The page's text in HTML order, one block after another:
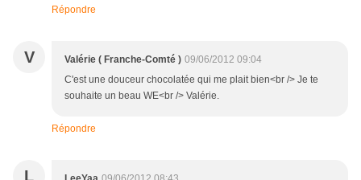
Répondre
V Valérie ( Franche-Comté ) 09/06/2012 09:04
C'est une douceur chocolatée qui me plait bien<br /> Je te
souhaite un beau WE<br /> Valérie.
Répondre
L